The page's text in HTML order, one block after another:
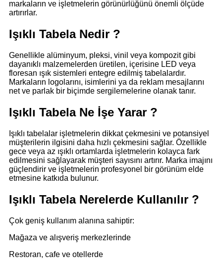
markaların ve işletmelerin görünürlüğünü önemli ölçüde
artırırlar.
Işıklı Tabela Nedir ?
Genellikle alüminyum, pleksi, vinil veya kompozit gibi
dayanıklı malzemelerden üretilen, içerisine LED veya
floresan ışık sistemleri entegre edilmiş tabelalardır.
Markaların logolarını, isimlerini ya da reklam mesajlarını
net ve parlak bir biçimde sergilemelerine olanak tanır.
Işıklı Tabela Ne İşe Yarar ?
Işıklı tabelalar işletmelerin dikkat çekmesini ve potansiyel
müşterilerin ilgisini daha hızlı çekmesini sağlar. Özellikle
gece veya az ışıklı ortamlarda işletmelerin kolayca fark
edilmesini sağlayarak müşteri sayısını artırır. Marka imajını
güçlendirir ve işletmelerin profesyonel bir görünüm elde
etmesine katkıda bulunur.
Işıklı Tabela Nerelerde Kullanılır ?
Çok geniş kullanım alanına sahiptir:
Mağaza ve alışveriş merkezlerinde
Restoran, cafe ve otellerde